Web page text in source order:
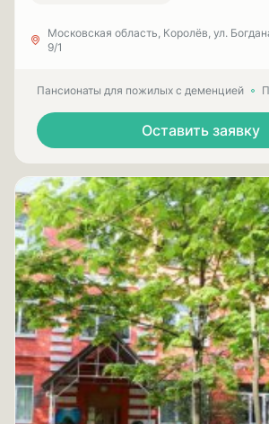
Московская область, Королёв, ул.
9/1
Пансионаты для пожилых с деменцией
Оставить заявку